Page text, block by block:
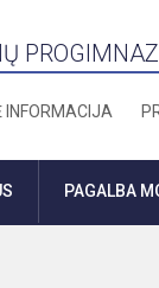
INFORMACIJA
PAGALBA